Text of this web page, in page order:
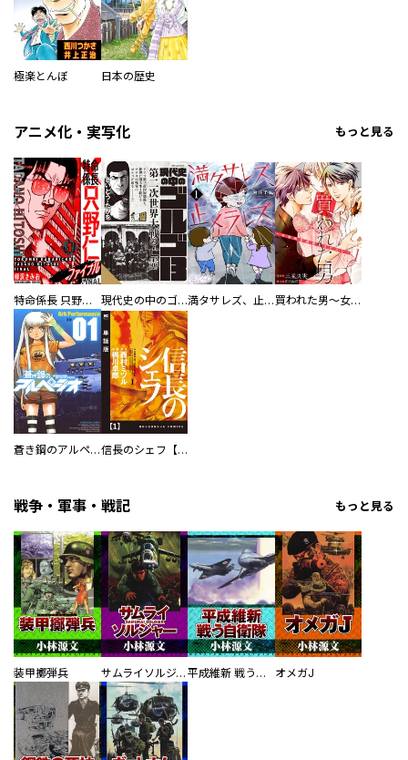
極楽とんぼ 日本の歴史
アニメ化・実写化 もっと見る
特命係長 只野仁ファイナル 愛蔵版 現代史の中のゴルゴ13 満タサレズ、止メラレズ 買われた男～女性限定快感セラピスト～【描き下ろしおまけ付き特装版】
蒼き鋼のアルペジオ 信長のシェフ【単話版】
戦争・軍事・戦記 もっと見る
装甲擲弾兵 サムライソルジャー SAMURAI SOLDIER 平成維新 戦う自衛隊 オメガJ